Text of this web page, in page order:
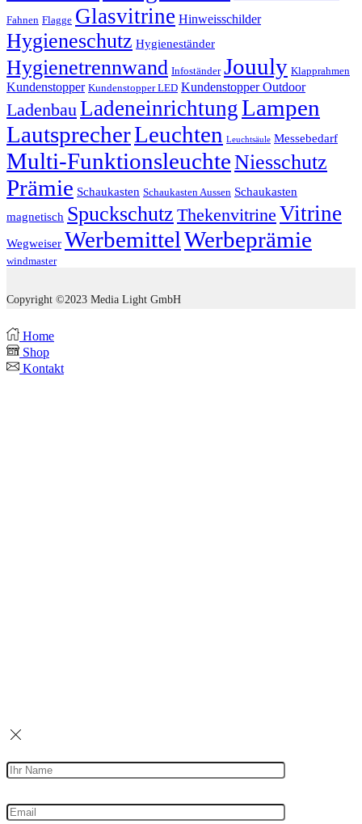
Fahnen Flagge Glasvitrine Hinweisschilder
Hygieneschutz Hygieneständer
Hygienetrennwand Infoständer Jouuly Klapprahmen
Kundenstopper Kundenstopper LED Kundenstopper Outdoor
LadenbauLadeneinrichtungLampen
LautsprecherLeuchten Leuchtsäule Messebedarf
Multi-FunktionsleuchteNiesschutz
Prämie Schaukasten Schaukasten Aussen Schaukasten
magnetisch Spuckschutz Thekenvitrine Vitrine
Wegweiser WerbemittelWerbeprämie
windmaster
Copyright ©2023 Media Light GmbH
Home
Shop
Kontakt